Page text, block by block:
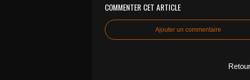
COMMENTER CET ARTICLE
Ajouter un commentaire